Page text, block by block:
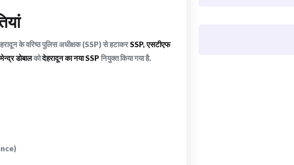
के वरिष्ठ पुलिस अधीक्षक (SSP) से हटाकरSSP, एसटीएफ
डोबालकोदेहरादून का नया SSP नियुक्त किया गया है.